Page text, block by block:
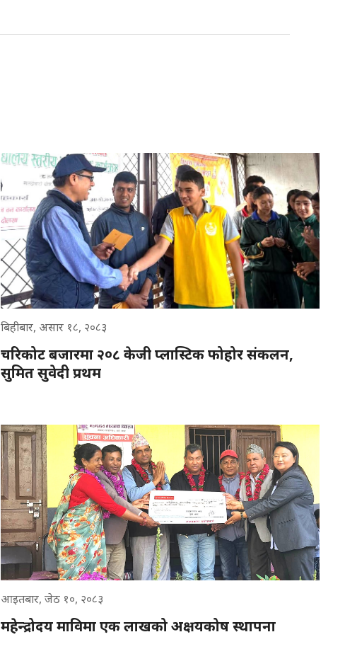
बिहीबार, असार १८, २०८३
चरिकोट बजारमा २०८ केजी प्लास्टिक फोहोर संकलन,
सुमित सुवेदी प्रथम
आइतबार, जेठ १०, २०८३
महेन्द्रोदय माविमा एक लाखको अक्षयकोष स्थापना